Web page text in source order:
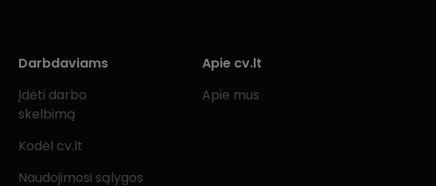
Darbdaviams
Įdėti darbo
skelbimą
Kodėl cv.lt
Naudojimosi sąlygos
Apie cv.lt
Apie mus